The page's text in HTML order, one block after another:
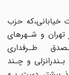
حزب
و شـهرهای
طـرفداری‌‌
و چـند